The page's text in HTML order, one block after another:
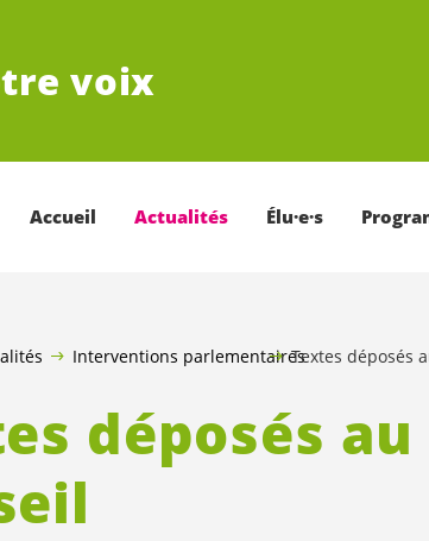
voix
Accueil Actualités Élu·e·s
Interventions parlementairesTextes déposés
déposés au